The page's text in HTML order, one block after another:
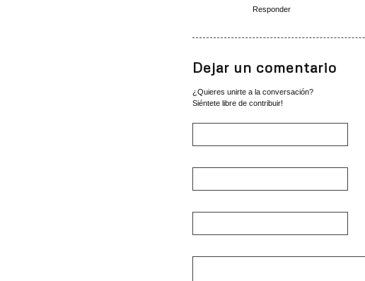
Responder
Dejar un comentario
¿Quieres unirte a la conversación?
Siéntete libre de contribuir!